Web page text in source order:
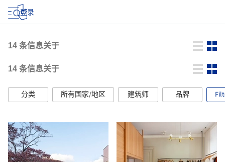
登录
14 条信息关于
14 条信息关于
分类 所有国家/地区 建筑师 品牌